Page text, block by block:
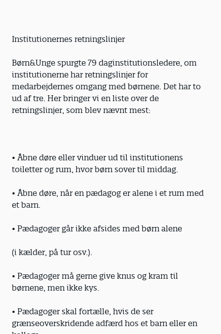
Institutionernes retningslinjer
Børn&Unge spurgte 79 daginstitutionsledere, om
institutionerne har retningslinjer for
medarbejdernes omgang med børnene. Det har to
ud af tre. Her bringer vi en liste over de
retningslinjer, som blev nævnt mest:
• Åbne døre eller vinduer ud til institutionens
toiletter og rum, hvor børn sover til middag.
• Åbne døre, når en pædagog er alene i et rum med
et barn.
• Pædagoger går ikke afsides med børn alene
(i kælder, på tur osv.).
• Pædagoger må gerne give knus og kram til
børnene, men ikke kys.
• Pædagoger skal fortælle, hvis de ser
grænseoverskridende adfærd hos et barn eller en